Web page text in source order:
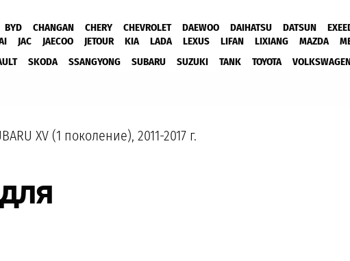
BYD CHANGAN CHERY CHEVROLET DAEWOO DAIHATSU DATSUN
JAC JAECOO JETOUR KIA LADA LEXUS LIFAN LIXIANG MAZDA
SKODA SSANGYONG SUBARU SUZUKI TANK TOYOTA
XV (1 поколение), 2011-2017 г.